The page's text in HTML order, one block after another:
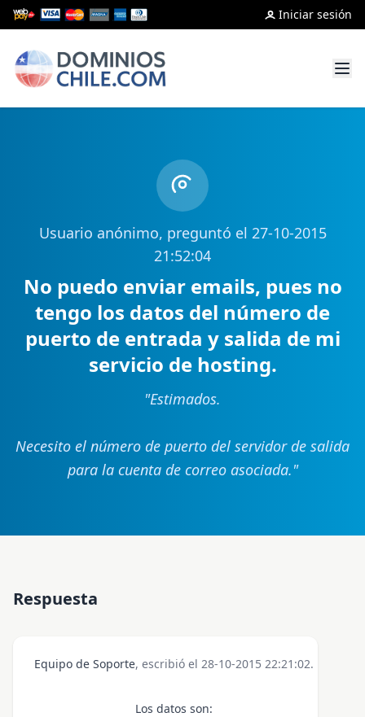
Iniciar sesión
Usuario anónimo, preguntó el 27-10-2015
21:52:04
No puedo enviar emails, pues no
tengo los datos del número de
puerto de entrada y salida de mi
servicio de hosting.
"Estimados.
Necesito el número de puerto del servidor de salida
para la cuenta de correo asociada."
Respuesta
Equipo de Soporte, escribió el 28-10-2015 22:21:02.
Los datos son: